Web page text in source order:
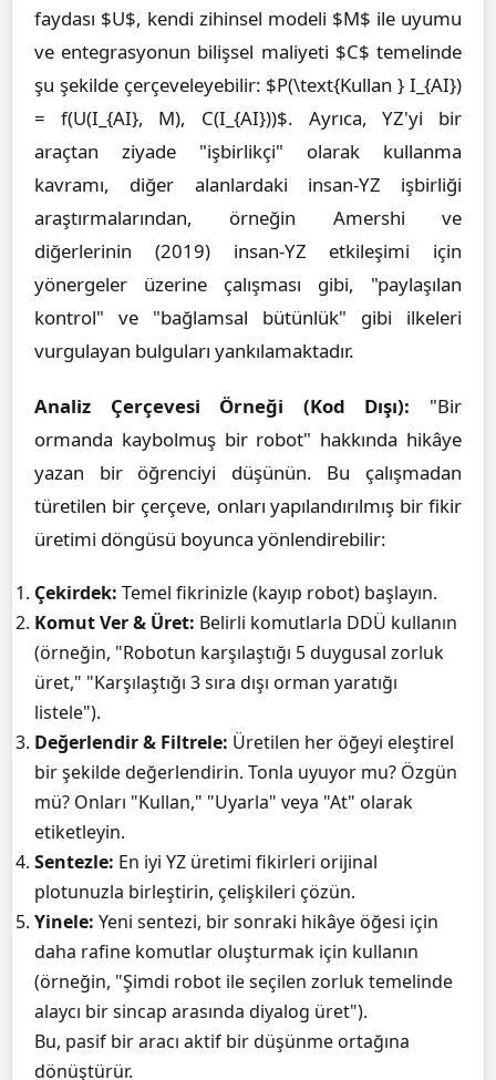
faydası $U$, kendi zihinsel modeli $M$ ile uyumu
ve entegrasyonun bilişsel maliyeti $C$ temelinde
şu şekilde çerçeveleyebilir: $P(\text{Kullan } I_{AI})
= f(U(I_{AI}, M), C(I_{AI}))$. Ayrıca, YZ'yi bir
araçtan ziyade "işbirlikçi" olarak kullanma
kavramı, diğer alanlardaki insan-YZ işbirliği
araştırmalarından, örneğin Amershi ve
diğerlerinin (2019) insan-YZ etkileşimi için
yönergeler üzerine çalışması gibi, "paylaşılan
kontrol" ve "bağlamsal bütünlük" gibi ilkeleri
vurgulayan bulguları yankılamaktadır.
Analiz Çerçevesi Örneği (Kod Dışı): "Bir
ormanda kaybolmuş bir robot" hakkında hikâye
yazan bir öğrenciyi düşünün. Bu çalışmadan
türetilen bir çerçeve, onları yapılandırılmış bir fikir
üretimi döngüsü boyunca yönlendirebilir:
Çekirdek: Temel fikrinizle (kayıp robot) başlayın.
Komut Ver & Üret: Belirli komutlarla DDÜ kullanın
(örneğin, "Robotun karşılaştığı 5 duygusal zorluk
üret," "Karşılaştığı 3 sıra dışı orman yaratığı
listele").
Değerlendir & Filtrele: Üretilen her öğeyi eleştirel
bir şekilde değerlendirin. Tonla uyuyor mu? Özgün
mü? Onları "Kullan," "Uyarla" veya "At" olarak
etiketleyin.
Sentezle: En iyi YZ üretimi fikirleri orijinal
plotunuzla birleştirin, çelişkileri çözün.
Yinele: Yeni sentezi, bir sonraki hikâye öğesi için
daha rafine komutlar oluşturmak için kullanın
(örneğin, "Şimdi robot ile seçilen zorluk temelinde
alaycı bir sincap arasında diyalog üret").
Bu, pasif bir aracı aktif bir düşünme ortağına
dönüştürür.